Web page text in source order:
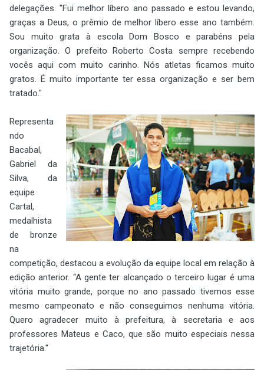
delegações. "Fui melhor líbero ano passado e estou levando,
graças a Deus, o prêmio de melhor líbero esse ano também.
Sou muito grata à escola Dom Bosco e parabéns pela
organização. O prefeito Roberto Costa sempre recebendo
vocês aqui com muito carinho. Nós atletas ficamos muito
gratos. É muito importante ter essa organização e ser bem
tratado."
Representa
ndo
Bacabal,
Gabriel da
Silva, da
equipe
Cartal,
medalhista
de bronze
na
competição, destacou a evolução da equipe local em relação à
edição anterior. “A gente ter alcançado o terceiro lugar é uma
vitória muito grande, porque no ano passado tivemos esse
mesmo campeonato e não conseguimos nenhuma vitória.
Quero agradecer muito à prefeitura, à secretaria e aos
professores Mateus e Caco, que são muito especiais nessa
trajetória."